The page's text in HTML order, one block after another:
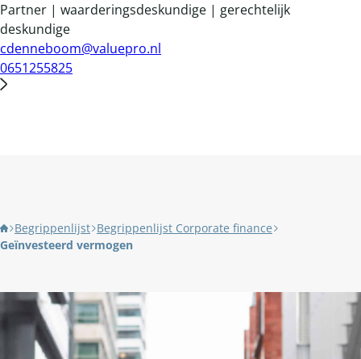
Partner | waarderingsdeskundige | gerechtelijk
deskundige
cdenneboom@valuepro.nl
0651255825
Begrippenlijst Begrippenlijst Corporate finance
Geïnvesteerd vermogen